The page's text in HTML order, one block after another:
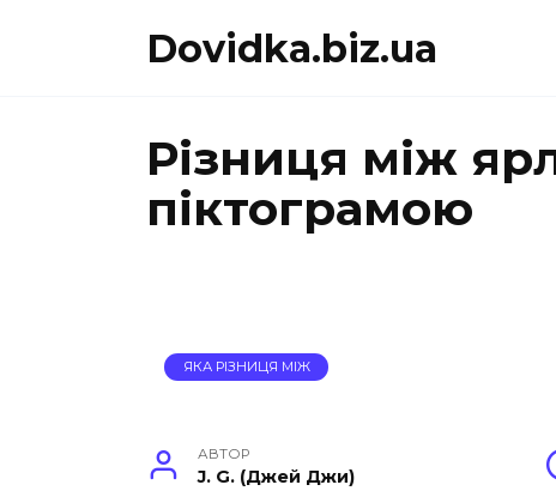
Dovidka.biz.ua
Різниця між
піктограмою
ЯКА РІЗНИЦЯ МІЖ
АВТОР
J. G. (Джей Джи)